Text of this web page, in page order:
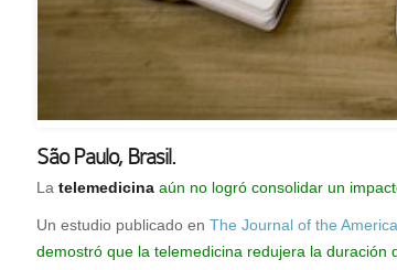
São Paulo, Brasil.
La telemedicina aún no logró consolidar un
Un estudio publicado en The Journal of the
demostró que la telemedicina redujera la duración